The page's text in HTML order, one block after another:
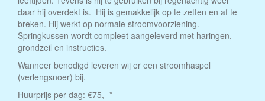
daar hij overdekt is. Hij is gemakkelijk op te zetten en af te
breken. Hij werkt op normale stroomvoorziening.
Springkussen wordt compleet aangeleverd met haringen,
grondzeil en instructies.
Wanneer benodigd leveren wij er een stroomhaspel
(verlengsnoer) bij.
Huurprijs per dag: €75,- *